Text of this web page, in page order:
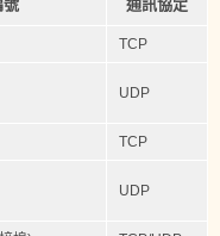
號 通訊協定
TCP
UDP
TCP
UDP